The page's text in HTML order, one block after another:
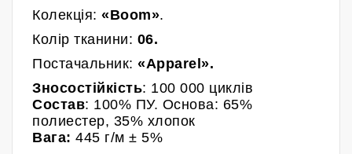
Колекція: «Boom».
Колір тканини: 06.
Постачальник: «Apparel ».
Зносостійкість: 100 000 циклів
Состав: 100% ПУ. Основа: 65%
полиестер, 35% хлопок
Вага: 445 г/м ± 5%